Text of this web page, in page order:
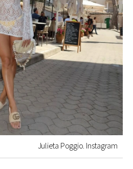
Julieta Poggio. Instagram